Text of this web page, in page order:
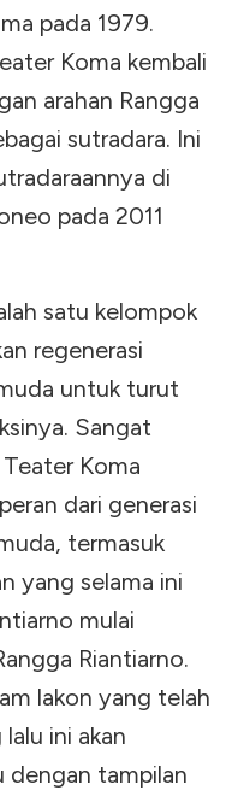
pada 1979.
Koma kembali
arahan Rangga
sutradara. Ini
di
pada 2011
satu kelompok
regenerasi
untuk turut
Sangat
Koma
dari generasi
termasuk
yang selama ini
mulai
Riantiarno.
lakon yang telah
ini akan
dengan tampilan